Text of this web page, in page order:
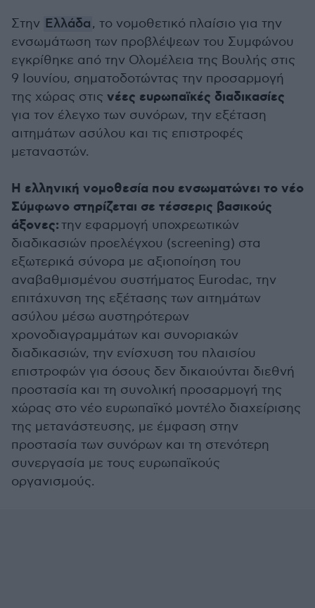
Στην Ελλάδα, το νομοθετικό πλαίσιο για την
ενσωμάτωση των προβλέψεων του Συμφώνου
εγκρίθηκε από την Ολομέλεια της Βουλής στις
9 Ιουνίου, σηματοδοτώντας την προσαρμογή
της χώρας στις νέες ευρωπαϊκές διαδικασίες
για τον έλεγχο των συνόρων, την εξέταση
αιτημάτων ασύλου και τις επιστροφές
μεταναστών.
Η ελληνική νομοθεσία που ενσωματώνει το νέο
Σύμφωνο στηρίζεται σε τέσσερις βασικούς
άξονες:την εφαρμογή υποχρεωτικών
διαδικασιών προελέγχου (screening) στα
εξωτερικά σύνορα με αξιοποίηση του
αναβαθμισμένου συστήματος Eurodac, την
επιτάχυνση της εξέτασης των αιτημάτων
ασύλου μέσω αυστηρότερων
χρονοδιαγραμμάτων και συνοριακών
διαδικασιών, την ενίσχυση του πλαισίου
επιστροφών για όσους δεν δικαιούνται διεθνή
προστασία και τη συνολική προσαρμογή της
χώρας στο νέο ευρωπαϊκό μοντέλο διαχείρισης
της μετανάστευσης, με έμφαση στην
προστασία των συνόρων και τη στενότερη
συνεργασία με τους ευρωπαϊκούς
οργανισμούς.